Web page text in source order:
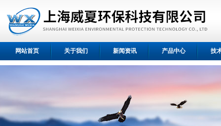
网站首页 关于我们 新闻资讯 产品中心 技